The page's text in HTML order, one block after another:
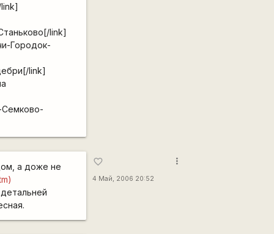
link]
Городок-
link]
Семково-
а доже не
favorite_border
4 Май, 2006 20:52
more_vert